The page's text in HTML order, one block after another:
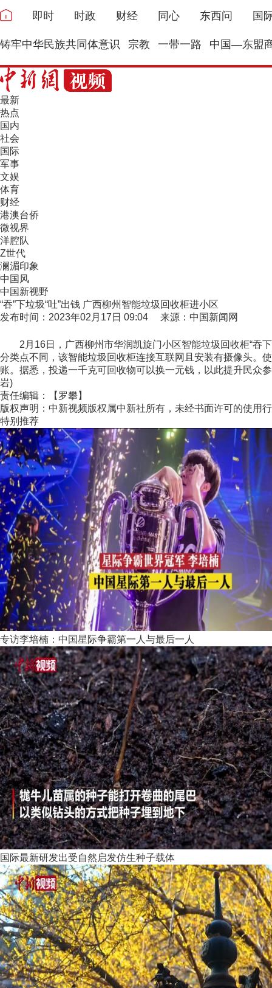
即时 时政 财经 同心 东西问 国
铸牢中华民族共同体意识 宗教 一带一路 中国—东盟
最新
热点
国内
社会
国际
军事
文娱
体育
财经
港澳台侨
微视界
洋腔队
Z世代
澜湄印象
中国风
中国新视野
“吞”下垃圾“吐”出钱 广西柳州智能垃圾回收柜进小区
发布时间：2023年02月17日 09:04 来源：中国新闻网
2月16日，广西柳州市华润凯旋门小区智能垃圾回收柜“吞下
分类点不同，该智能垃圾回收柜连接互联网且安装有摄像头。
账。据悉，投递一千克可回收物可以换一元钱，以此提升民众
岩)
责任编辑：【罗攀】
版权声明：中新视频版权属中新社所有，未经书面许可的使用
特别推荐
专访李培楠：中国星际争霸第一人与最后一人
国际最新研发出受自然启发仿生种子载体